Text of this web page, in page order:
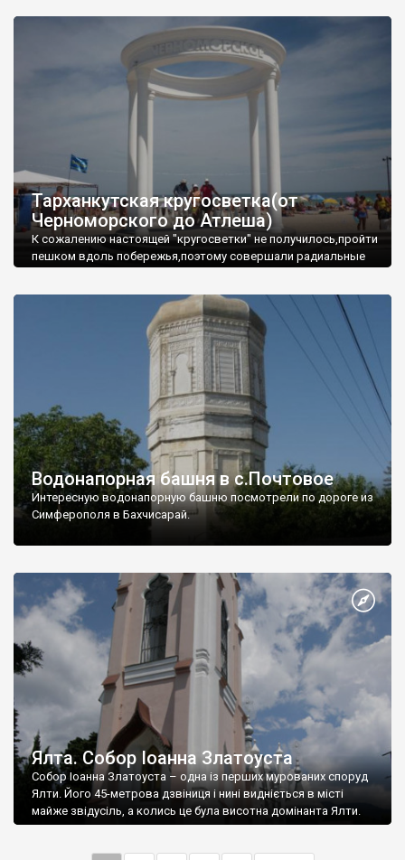
Тарханкутская кругосветка(от
Черноморского до Атлеша)
К сожалению настоящей "кругосветки" не получилось,пройти
пешком вдоль побережья,поэтому совершали радиальные
Водонапорная башня в с.Почтовое
Интересную водонапорную башню посмотрели по дороге из
Симферополя в Бахчисарай.
Ялта. Собор Іоанна Златоуста
Собор Іоанна Златоуста – одна із перших мурованих споруд
Ялти. Його 45-метрова дзвіниця і нині видніється в місті
майже звідусіль, а колись це була висотна домінанта Ялти.